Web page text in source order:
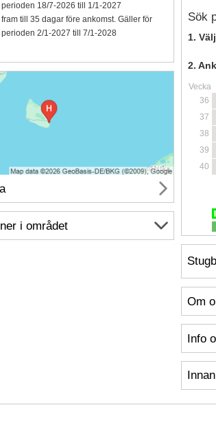
Sök
1.
2.
Vecka
36
37
38
39
40
Om
Info
18/7-2026 till 1/1-2027
till 35 dagar före ankomst. Gäller för
2/1-2027 till 7/1-2028
i området